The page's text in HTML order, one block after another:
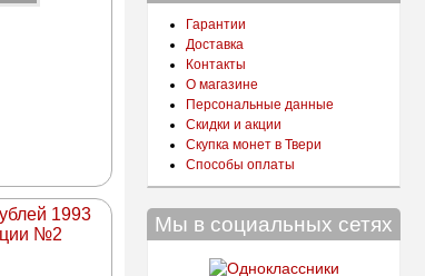
1993
№2
Гарантии
Доставка
Контакты
О магазине
Персональные данные
Скидки и акции
Скупка монет в Твери
Способы оплаты
Мы в социальных сетях